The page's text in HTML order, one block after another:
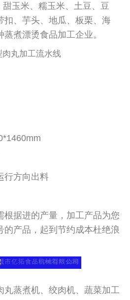
玉米、糯玉米、土豆、豆
扣、芋头、地瓜、板栗、海
煮漂烫食品加工企业。
行方向出料
根据进的产量，加工产品为您
的产品，起到节约成本杜绝浪
丸蒸煮机、绞肉机、蔬菜加工